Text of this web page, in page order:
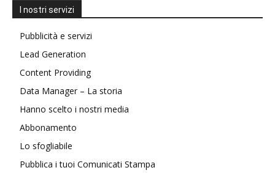
I nostri servizi
Pubblicità e servizi
Lead Generation
Content Providing
Data Manager – La storia
Hanno scelto i nostri media
Abbonamento
Lo sfogliabile
Pubblica i tuoi Comunicati Stampa